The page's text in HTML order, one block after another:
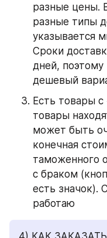
разные цены.
разные типы
указывается
Сроки
дней,
дешевый
Есть товары
товары
может быть
конечная
таможенного
с браком
есть значок).
работаю